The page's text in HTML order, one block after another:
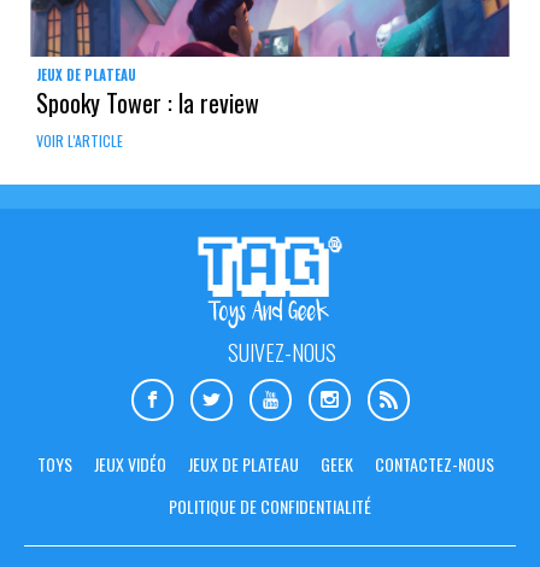
JEUX DE PLATEAU
Spooky Tower : la review
VOIR L'ARTICLE
SUIVEZ-NOUS
TOYS JEUX VIDÉO JEUX DE PLATEAU GEEK
CONTACTEZ-NOUS
POLITIQUE DE CONFIDENTIALITÉ